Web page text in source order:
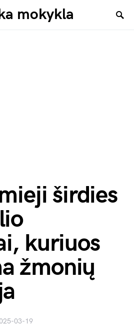
mokykla
širdies
kuriuos
žmonių
03-19